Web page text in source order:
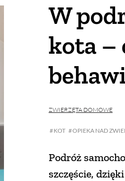
W
kota –
ZWIERZĘTA DOMOWE
KOT OPIEKA NAD
Podróż
szczęście,